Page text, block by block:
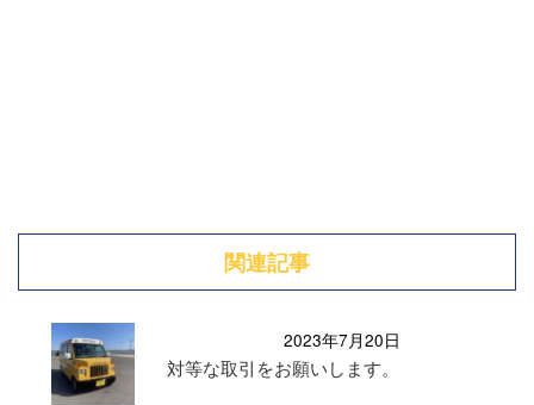
関連記事
2023年7月20日
対等な取引をお願いします。